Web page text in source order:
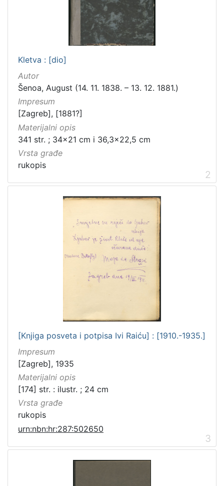
Kletva : [dio]
Autor
Šenoa, August (14. 11. 1838. – 13. 12. 1881.)
Impresum
[Zagreb], [1881?]
Materijalni opis
341 str. ; 34x21 cm i 36,3x22,5 cm
Vrsta građe
rukopis
2
[Knjiga posveta i potpisa Ivi Raiću] : [1910.-1935.]
Impresum
[Zagreb], 1935
Materijalni opis
[174] str. : ilustr. ; 24 cm
Vrsta građe
rukopis
urn:nbn:hr:287:502650
3